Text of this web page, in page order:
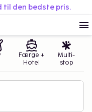
til den bedste pris.
Færge +
Hotel
Multi-
stop